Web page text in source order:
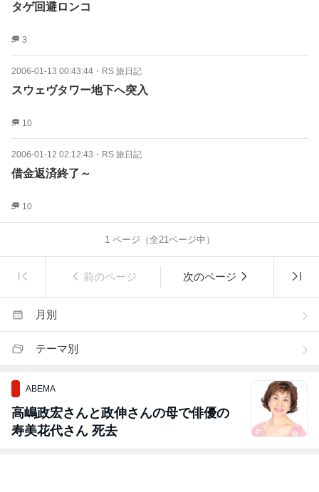
タゲ回避ロンコ
3
2006-01-13 00:43:44 ・ RS 旅日記
スウェヴタワー地下へ突入
10
2006-01-12 02:12:43 ・ RS 旅日記
借金返済終了～
10
1ページ（全21ページ中）
前のページ 次のページ
月別
テーマ別
ABEMA
高嶋政宏さんと政伸さんの母で俳優の
寿美花代さん 死去